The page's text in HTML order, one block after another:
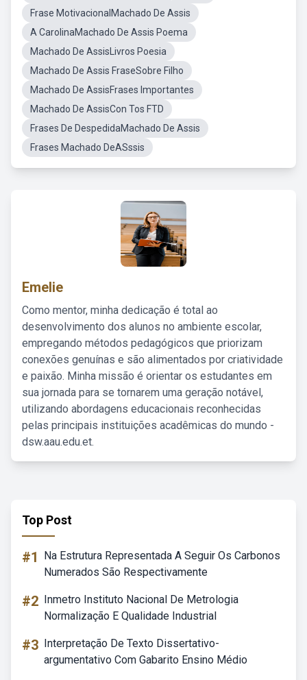
Frase MotivacionalMachado De Assis
A CarolinaMachado De Assis Poema
Machado De AssisLivros Poesia
Machado De Assis FraseSobre Filho
Machado De AssisFrases Importantes
Machado De AssisCon Tos FTD
Frases De DespedidaMachado De Assis
Frases Machado DeASssis
Emelie
Como mentor, minha dedicação é total ao
desenvolvimento dos alunos no ambiente escolar,
empregando métodos pedagógicos que priorizam
conexões genuínas e são alimentados por criatividade
e paixão. Minha missão é orientar os estudantes em
sua jornada para se tornarem uma geração notável,
utilizando abordagens educacionais reconhecidas
pelas principais instituições acadêmicas do mundo -
dsw.aau.edu.et.
Top Post
#1
Na Estrutura Representada A Seguir Os Carbonos
Numerados São Respectivamente
#2 Inmetro Instituto Nacional De Metrologia
Normalização E Qualidade Industrial
#3 Interpretação De Texto Dissertativo-
argumentativo Com Gabarito Ensino Médio